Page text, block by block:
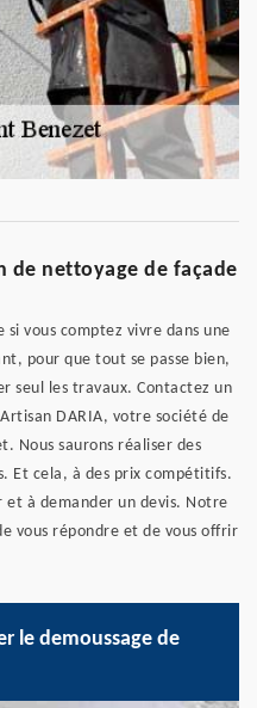
de nettoyage de façade
vous comptez vivre dans une
pour que tout se passe bien,
seul les travaux. Contactez un
DARIA, votre société de
Nous saurons réaliser des
Et cela, à des prix compétitifs.
et à demander un devis. Notre
vous répondre et de vous offrir
le demoussage de